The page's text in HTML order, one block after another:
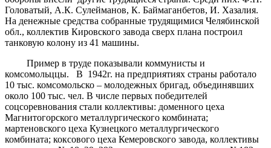
Головатый, А.К. Сулейманов, К. Баймаганбетов, И. Хазалия.
На денежные средства собранные трудящимися Челябинской
обл., коллектив Кировского завода сверх плана построил
танковую колону из 41 машины.
Пример в труде показывали коммунисты и
комсомольццы. В 1942г. на предприятиях страны работало
10 тыс. комсомольско – молодежных бригад, объединявших
около 100 тыс. чел. В числе первых победителей
соцсоревнования стали коллективы: доменного цеха
Магнитогорского металлургического комбината;
мартеновского цеха Кузнецкого металлургического
комбината; коксового цеха Кемеровского завода, коллективы